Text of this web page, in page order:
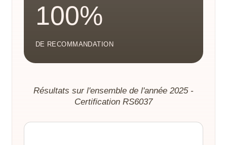
100%
DE RECOMMANDATION
Résultats sur l'ensemble de l'année 2025 -
Certification RS6037